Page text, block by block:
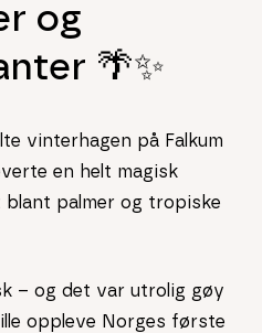
og
🌴✨
vinterhagen på Falkum
en helt magisk
blant palmer og tropiske
– og det var utrolig gøy
oppleve Norges første